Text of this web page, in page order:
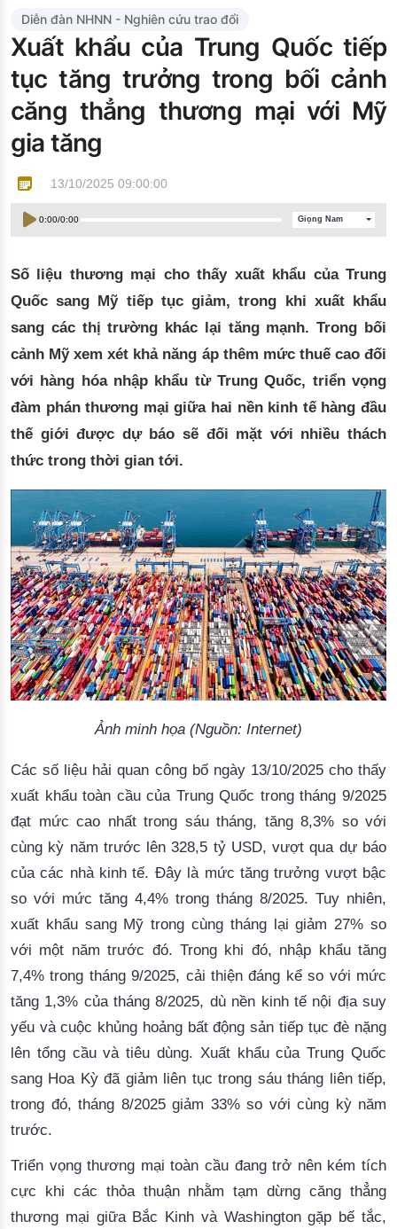
Đào tạo ISO
Diễn đàn NHNN - Nghiên cứu trao đổi
Xuất khẩu của Trung Quốc tiếp
tục tăng trưởng trong bối cảnh
căng thẳng thương mại với Mỹ
gia tăng
13/10/2025 09:00:00
0:00/0:00 Giọng Nam
Số liệu thương mại cho thấy xuất khẩu của Trung
Quốc sang Mỹ tiếp tục giảm, trong khi xuất khẩu
sang các thị trường khác lại tăng mạnh. Trong bối
cảnh Mỹ xem xét khả năng áp thêm mức thuế cao đối
với hàng hóa nhập khẩu từ Trung Quốc, triển vọng
đàm phán thương mại giữa hai nền kinh tế hàng đầu
thế giới được dự báo sẽ đối mặt với nhiều thách
thức trong thời gian tới.
Ảnh minh họa (Nguồn: Internet)
Các số liệu hải quan công bố ngày 13/10/2025 cho thấy
xuất khẩu toàn cầu của Trung Quốc trong tháng 9/2025
đạt mức cao nhất trong sáu tháng, tăng 8,3% so với
cùng kỳ năm trước lên 328,5 tỷ USD, vượt qua dự báo
của các nhà kinh tế. Đây là mức tăng trưởng vượt bậc
so với mức tăng 4,4% trong tháng 8/2025. Tuy nhiên,
xuất khẩu sang Mỹ trong cùng tháng lại giảm 27% so
với một năm trước đó. Trong khi đó, nhập khẩu tăng
7,4% trong tháng 9/2025, cải thiện đáng kể so với mức
tăng 1,3% của tháng 8/2025, dù nền kinh tế nội địa suy
yếu và cuộc khủng hoảng bất động sản tiếp tục đè nặng
lên tổng cầu và tiêu dùng. Xuất khẩu của Trung Quốc
sang Hoa Kỳ đã giảm liên tục trong sáu tháng liên tiếp,
trong đó, tháng 8/2025 giảm 33% so với cùng kỳ năm
trước.
Triển vọng thương mại toàn cầu đang trở nên kém tích
cực khi các thỏa thuận nhằm tạm dừng căng thẳng
thương mại giữa Bắc Kinh và Washington gặp bế tắc,